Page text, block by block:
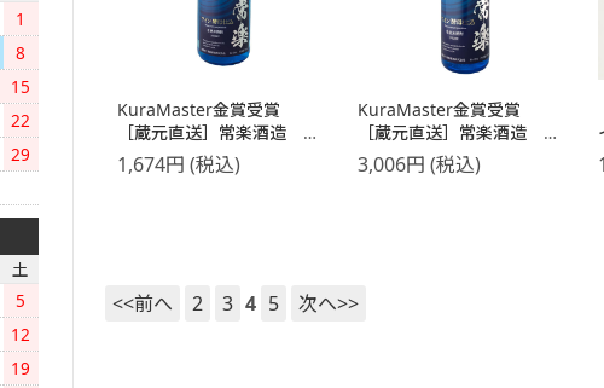
1
8
15
22
29
土
5
12
19
KuraMaster金賞受賞
［蔵元直送］常楽酒造 常
楽 ワイン酵母仕込
720ml
1,674円 (税込)
KuraMaster金賞受賞
［蔵元直送］常楽酒造 常
楽 ワイン酵母仕込
1800ml
3,006円 (税込)
<<前へ 2 3 4 5 次へ>>